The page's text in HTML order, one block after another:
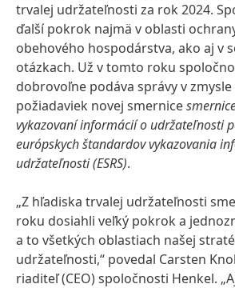
trvalej udržateľnosti za rok 2024.
ďalší pokrok najmä v oblasti
obehového hospodárstva, ako aj v
otázkach. Už v tomto roku
dobrovoľne podáva správy v
požiadaviek novej smernice
vykazovaní informácií o udržateľnosti
európskych štandardov vykazovania
udržateľnosti(ESRS).
„Z hľadiska trvalej udržateľnosti
roku dosiahli veľký pokrok a
a to všetkých oblastiach našej
udržateľnosti,“ povedal Carsten
riaditeľ(CEO) spoločnosti Henkel.